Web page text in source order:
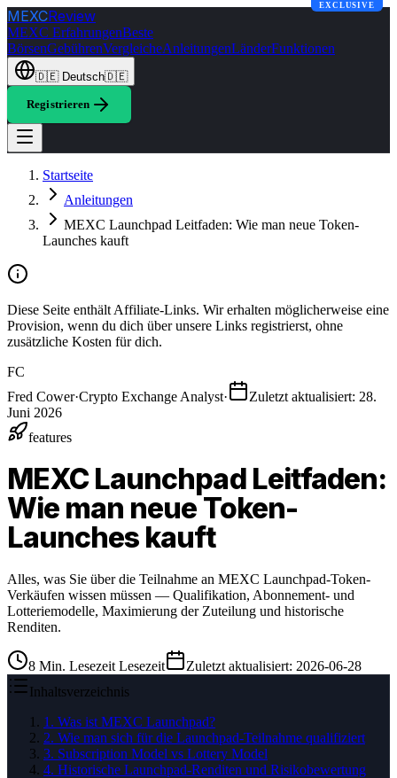
MEXCReview
MEXC ErfahrungenBeste
BörsenGebührenVergleicheAnleitungenLänderFunktionen
🇩🇪 Deutsch🇩🇪
Registrieren
Startseite
Anleitungen
MEXC Launchpad Leitfaden: Wie man neue Token-
Launches kauft
Diese Seite enthält Affiliate-Links. Wir erhalten möglicherweise eine
Provision, wenn du dich über unsere Links registrierst, ohne
zusätzliche Kosten für dich.
FC
Fred Cower·Crypto Exchange Analyst· Zuletzt aktualisiert: 28.
Juni 2026
features
MEXC Launchpad Leitfaden:
Wie man neue Token-
Launches kauft
Alles, was Sie über die Teilnahme an MEXC Launchpad-Token-
Verkäufen wissen müssen — Qualifikation, Abonnement- und
Lotteriemodelle, Maximierung der Zuteilung und historische
Renditen.
8 Min. Lesezeit Lesezeit Zuletzt aktualisiert: 2026-06-28
Inhaltsverzeichnis
1 . Was ist MEXC Launchpad?
2. Wie man sich für die Launchpad-Teilnahme qualifiziert
3. Subscription Model vs Lottery Model
4. Historische Launchpad-Renditen und Risikobewertung
EXCLUSIVE